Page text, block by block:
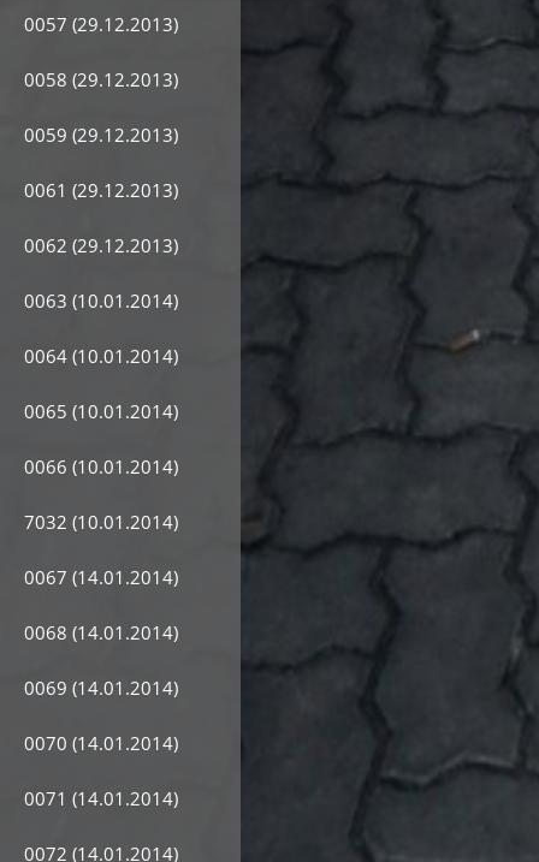
0057 (29.12.2013)
0058 (29.12.2013)
0059 (29.12.2013)
0061 (29.12.2013)
0062 (29.12.2013)
0063 (10.01.2014)
0064 (10.01.2014)
0065 (10.01.2014)
0066 (10.01.2014)
7032 (10.01.2014)
0067 (14.01.2014)
0068 (14.01.2014)
0069 (14.01.2014)
0070 (14.01.2014)
0071 (14.01.2014)
0072 (14.01.2014)